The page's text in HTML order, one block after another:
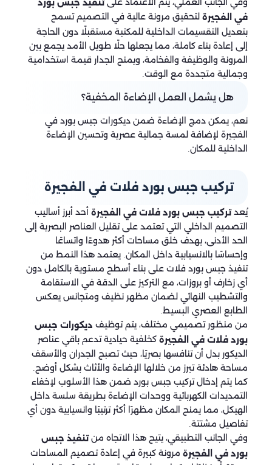
وفي الجانب العملي، يتم الاعتماد على تنفيذ جبس بورد
في الفجيرة لتحقيق مرونة عالية في التصميم تسمح
بتعديل التقسيمات الداخلية للمكتبة مستقبلًا دون الحاجة
إلى إعادة بناء كاملة، مما يجعلها حلًا طويل الأمد يجمع بين
المرونة والوظيفة والفخامة، ويمنح الجدار قيمة استخدامية
وجمالية متجددة مع الوقت.
هل يشمل العمل الإضاءة المخفية؟
نعم، يمكن دمج الإضاءة ضمن ديكورات جبس بورد في
الفجيرة لإضافة لمسة جمالية عصرية وتحسين الإضاءة
الداخلية للمكان.
تركيب جبس بورد فلات في الفجيرة
يُعدتركيب جبس بورد فلات في الفجيرة أحد أبرز أساليب
التصميم الداخلي التي تعتمد على تقليل العناصر البصرية إلى
الحد الأدنى، بهدف خلق مساحات أكثر هدوءًا واتساعًا
وإحساسًا بالانسيابية داخل المكان. يعتمد هذا النمط من
تنفيذ جبس بورد فلات على بناء أسطح مستوية بالكامل دون
أي زخارف أو بروزات، مع التركيز على الدقة في الاستقامة
والتشطيب النهائي لضمان مظهر نظيف ومتجانس يعكس
الطابع العصري البسيط.
من منظور تصميمي مختلف، يتم توظيف ديكورات جبس
بورد فلات في الفجيرة كخلفية حيادية تدعم باقي عناصر
الديكور بدل أن تنافسها بصريًا، حيث تصبح الجدران والأسقف
مساحة هادئة تبرز من خلالها الإضاءة والأثاث بشكل أوضح.
كما يتم إدخال تركيب جبس بورد ضمن هذا الأسلوب لإخفاء
التمديدات الكهربائية ووحدات الإضاءة بطريقة سلسة داخل
الهيكل، مما يمنح المكان مظهرًا أكثر ترتيبًا وانسيابية دون أي
تفاصيل مشتتة.
وفي الجانب التطبيقي، يتيح هذا الاتجاه منتنفيذ جبس
بورد في الفجيرة مرونة كبيرة في إعادة تصميم المساحات